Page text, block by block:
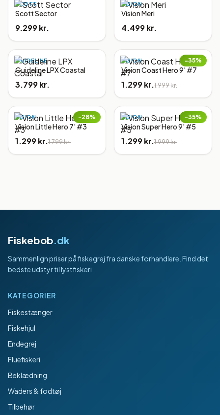
SCOTT
Scott Sector
9.299 kr.
VISION
Vision Meri
4.499 kr.
GUIDELINE
Guideline LPX Coastal
3.799 kr.
−35%
VISION
Vision Coast Hero 9' #7
1.299 kr.1.999 kr.
−28%
VISION
Vision Little Hero 7' #3
1.299 kr.1.799 kr.
−35%
VISION
Vision Super Hero 9' #5
1.299 kr.1.999 kr.
Fiskebob.dk
Sammenlign priser på fiskegrej fra danske forhandlere. Find det
bedste udstyr til lystfiskeri.
KATEGORIER
Fiskestænger
Fiskehjul
Endegrej
Fluefiskeri
Beklædning
Waders & fodtøj
Tilbehør